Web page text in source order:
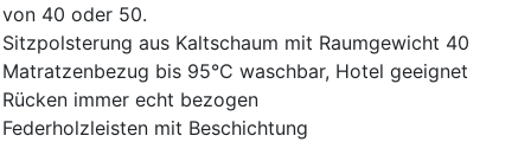
von 40 oder 50.
Sitzpolsterung aus Kaltschaum mit Raumgewicht 40
Matratzenbezug bis 95°C waschbar, Hotel geeignet
Rücken immer echt bezogen
Federholzleisten mit Beschichtung